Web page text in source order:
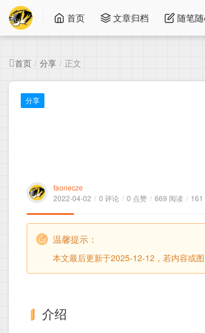
首页 文章归档 随笔
首页 / 分享 / 正文
分享
faonecze
2022-04-02 / 0 评论 / 0 点赞 / 669 阅读 / 161
温馨提示：
本文最后更新于2025-12-12，若内容或
介绍